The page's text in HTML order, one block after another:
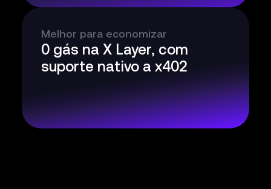
Melhor para economizar
0 gás na X Layer, com
suporte nativo a x402